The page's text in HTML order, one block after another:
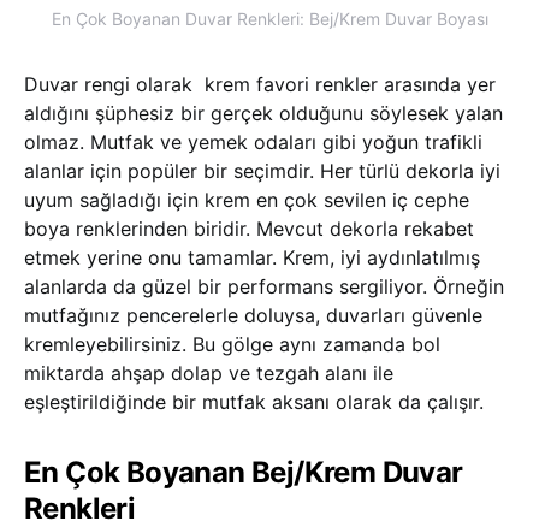
En Çok Boyanan Duvar Renkleri: Bej/Krem Duvar Boyası
Duvar rengi olarak krem ​​favori renkler arasında yer
aldığını şüphesiz bir gerçek olduğunu söylesek yalan
olmaz. Mutfak ve yemek odaları gibi yoğun trafikli
alanlar için popüler bir seçimdir. Her türlü dekorla iyi
uyum sağladığı için krem en çok sevilen iç cephe
boya renklerinden biridir. Mevcut dekorla rekabet
etmek yerine onu tamamlar. Krem, iyi aydınlatılmış
alanlarda da güzel bir performans sergiliyor. Örneğin
mutfağınız pencerelerle doluysa, duvarları güvenle
kremleyebilirsiniz. Bu gölge aynı zamanda bol
miktarda ahşap dolap ve tezgah alanı ile
eşleştirildiğinde bir mutfak aksanı olarak da çalışır.
En Çok Boyanan Bej/Krem Duvar
Renkleri